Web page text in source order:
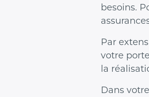
besoins.
Par
votre
la
Dans